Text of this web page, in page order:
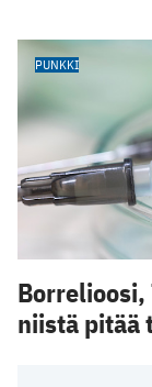
PUNKKI
niistä pitää